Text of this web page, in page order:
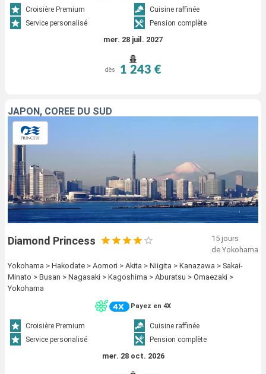
Croisière Premium
Cuisine raffinée
Service personalisé
Pension complète
mer. 28 juil. 2027
dès 1 243 €
JAPON, CORÉE DU SUD
Diamond Princess
15 jours
de Yokohama
Yokohama > Hakodate > Aomori > Akita > Niigita > Kanazawa > Sakai-
Minato > Busan > Nagasaki > Kagoshima > Aburatsu > Omaezaki >
Yokohama
Payez en 4X
Croisière Premium
Cuisine raffinée
Service personalisé
Pension complète
mer. 28 oct. 2026